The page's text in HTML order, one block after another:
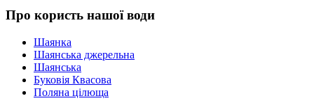
Про користь нашої води
Шаянка
Шаянська джерельна
Шаянська
Буковія Квасова
Поляна цілюща